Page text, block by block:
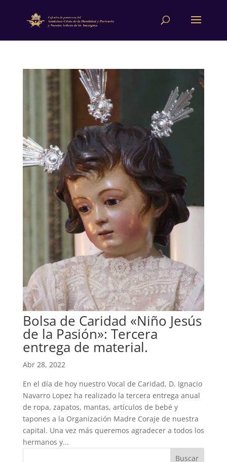
Bolsa de Caridad «Niño Jesús
de la Pasión»: Tercera
entrega de material.
Abr 28, 2022
En el día de hoy nuestro Vocal de Caridad, D. Ignacio
Navarro Lopez ha realizado la tercera entrega anual
de ropa, zapatos, mantas, artículos de bebé y
tapones a la Organización Madre Coraje de nuestra
capital. Una vez más queremos agradecer a todos los
hermanos y...